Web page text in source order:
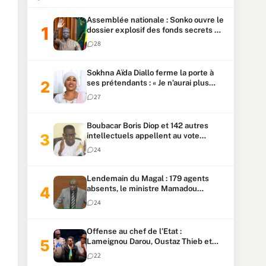
Assemblée nationale : Sonko ouvre le
dossier explosif des fonds secrets et
du patrimoine présidentiel
28
Sokhna Aïda Diallo ferme la porte à
ses prétendants : « Je n’aurai plus
jamais un autre mari »
27
Boubacar Boris Diop et 142 autres
intellectuels appellent au vote
urgent de la révision
constitutionnelle
24
Lendemain du Magal : 179 agents
absents, le ministre Mamadou
Lamine Dianté exige des explications
24
Offense au chef de l’Etat :
Lameignou Darou, Oustaz Thieb et
Ndiaye Touba lourdement
condamnés
22